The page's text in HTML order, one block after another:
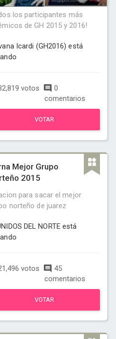
los participantes más
de GH 2015 y 2016!
Icardi (GH2016) está
votos
0
comentarios
VOTAR
Mejor Grupo
2015
para sacar el mejor
norteño de juarez
DEL NORTE está
votos
45
comentarios
VOTAR